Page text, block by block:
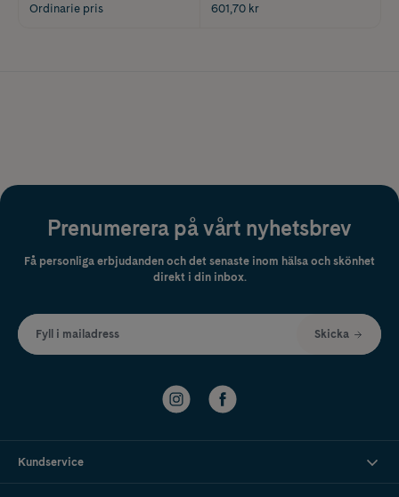
Ordinarie pris 601,70 kr
Prenumerera på vårt nyhetsbrev
Få personliga erbjudanden och det senaste inom hälsa och skönhet
direkt i din inbox.
Fyll i mailadress Skicka
Kundservice